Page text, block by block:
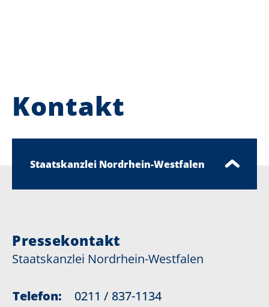
Kontakt
Staatskanzlei Nordrhein-Westfalen
Pressekontakt
Staatskanzlei Nordrhein-Westfalen
Telefon:
0211 / 837-1134